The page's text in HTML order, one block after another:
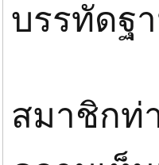
บรรทัดฐ
สมาชิกท่